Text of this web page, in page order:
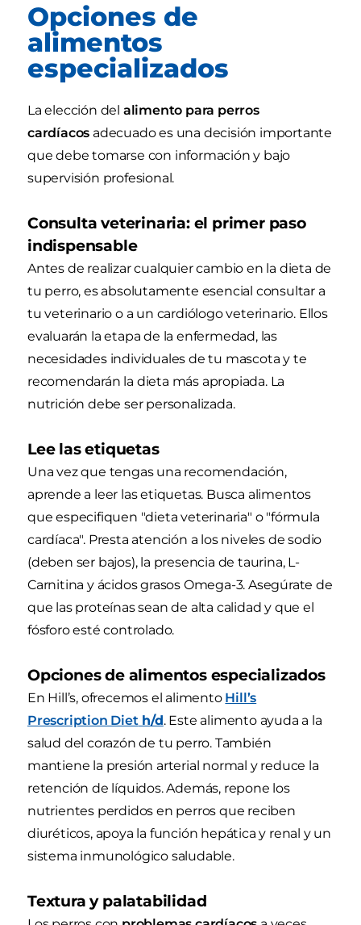
Opciones de
alimentos
especializados
La elección del alimento para perros
cardíacos adecuado es una decisión importante
que debe tomarse con información y bajo
supervisión profesional.
Consulta veterinaria: el primer paso
indispensable
Antes de realizar cualquier cambio en la dieta de
tu perro, es absolutamente esencial consultar a
tu veterinario o a un cardiólogo veterinario. Ellos
evaluarán la etapa de la enfermedad, las
necesidades individuales de tu mascota y te
recomendarán la dieta más apropiada. La
nutrición debe ser personalizada.
Lee las etiquetas
Una vez que tengas una recomendación,
aprende a leer las etiquetas. Busca alimentos
que especifiquen "dieta veterinaria" o "fórmula
cardíaca". Presta atención a los niveles de sodio
(deben ser bajos), la presencia de taurina, L-
Carnitina y ácidos grasos Omega-3. Asegúrate de
que las proteínas sean de alta calidad y que el
fósforo esté controlado.
Opciones de alimentos especializados
En Hill’s, ofrecemos el alimento Hill’s
Prescription Dieth/d. Este alimento ayuda a la
salud del corazón de tu perro. También
mantiene la presión arterial normal y reduce la
retención de líquidos. Además, repone los
nutrientes perdidos en perros que reciben
diuréticos, apoya la función hepática y renal y un
sistema inmunológico saludable.
Textura y palatabilidad